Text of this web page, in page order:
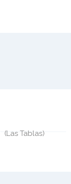
(Las Tablas)